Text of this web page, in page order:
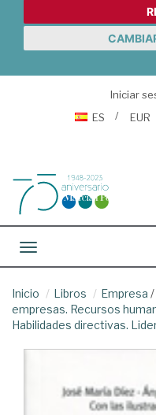
Iniciar
ES
EUR
Toggle navigation
Inicio Libros Empresa /
empresas. Recursos
Habilidades directivas.